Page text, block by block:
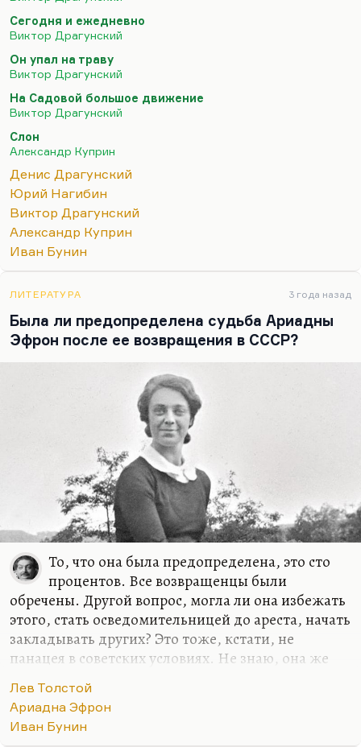
но, видите, какая вещь? Это должен быть очень
добрый человек. И чтобы этой доброте было
место в современном мире.
Я не представлю, кто из современных авторов мог
бы написать рассказ «Друг детства» – о мальчике,
который отказался превращать своего
медвежонка в боксерскую грушу.
я, наверное, заниматься боксом»
Сегодня и ежедневно
Виктор Драгунский
Он упал на траву
Виктор Драгунский
На Садовой большое движение
Виктор Драгунский
Слон
Александр Куприн
Денис Драгунский
Юрий Нагибин
Виктор Драгунский
Александр Куприн
Иван Бунин
ЛИТЕРАТУРА 3 года назад
Была ли предопределена судьба Ариадны
Эфрон после ее возвращения в СССР?
То, что она была предопределена, это сто
процентов. Все возвращенцы были
обречены. Другой вопрос, могла ли она избежать
этого, стать осведомительницей до ареста, начать
закладывать других? Это тоже, кстати, не
панацея в советских условиях. Не знаю, она же
ужасно нравится этот эпизод, я его часто
цитирую,— перед отъездом: «Идиотка, девчонка,
дура! Куда ты едешь к этим большевикам? К этим
Лев Толстой
Ариадна Эфрон
Иван Бунин